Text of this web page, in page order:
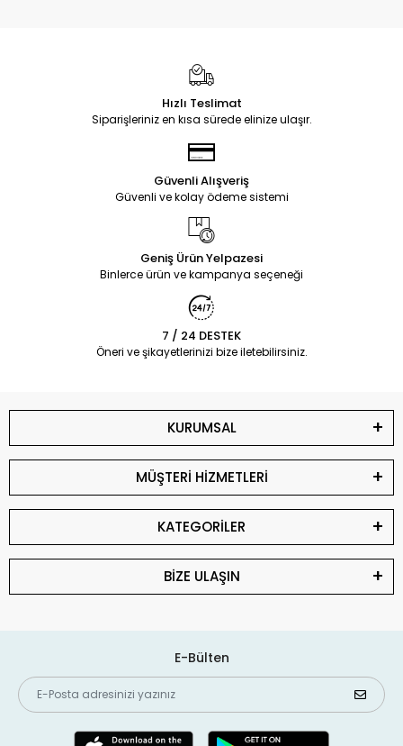
Hızlı Teslimat
Siparişleriniz en kısa sürede elinize ulaşır.
Güvenli Alışveriş
Güvenli ve kolay ödeme sistemi
Geniş Ürün Yelpazesi
Binlerce ürün ve kampanya seçeneği
7 / 24 DESTEK
Öneri ve şikayetlerinizi bize iletebilirsiniz.
KURUMSAL
MÜŞTERİ HİZMETLERİ
KATEGORİLER
BİZE ULAŞIN
E-Bülten